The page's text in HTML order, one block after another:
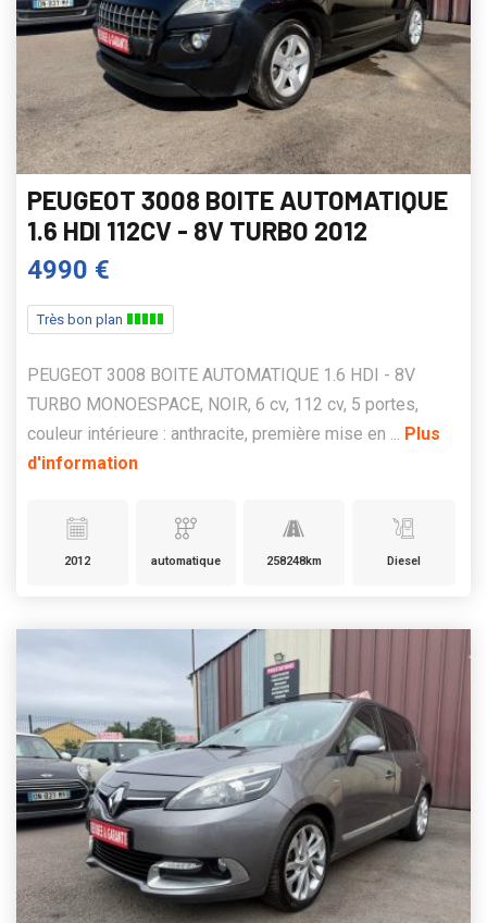
PEUGEOT 3008 BOITE AUTOMATIQUE
1.6 HDI 112CV - 8V TURBO 2012
4990 €
Très bon plan
PEUGEOT 3008 BOITE AUTOMATIQUE 1.6 HDI - 8V
TURBO MONOESPACE, NOIR, 6 cv, 112 cv, 5 portes,
couleur intérieure : anthracite, première mise en ... Plus
d'information
2012 automatique 258248km Diesel